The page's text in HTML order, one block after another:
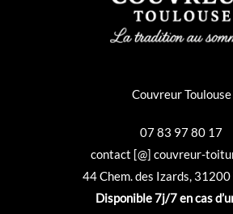
Couvreur Toulouse
07 83 97 80 17
contact [@] couvreur-
44 Chem. des Izards, 31200
Disponible 7j/7 en cas